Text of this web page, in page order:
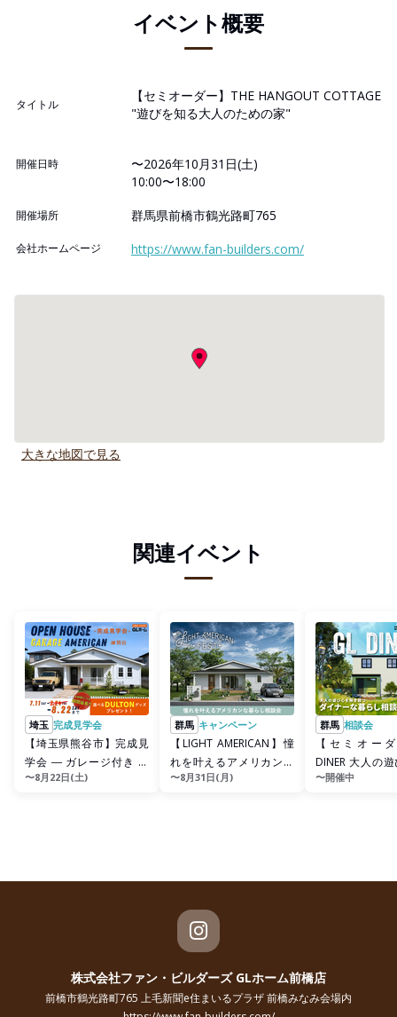
イベント概要
タイトル
【セミオーダー】THE HANGOUT COTTAGE
"遊びを知る大人のための家"
開催日時
〜2026年10月31日(土)
10:00〜18:00
開催場所 群馬県前橋市鶴光路町765
会社ホームページ https://www.fan-builders.com/
大きな地図で見る
関連イベント
埼玉 完成見学会
【埼玉県熊谷市】完成見
学会 ― ガレージ付き 白
の平屋アメリカンハウス
〜8月22日(土)
群馬 キャンペーン
【LIGHT AMERICAN】憧
れを叶えるアメリカンな
暮らし相談会
〜8月31日(月)
群馬 相談会
【セミオー
DINER 大人の
き放つ家づくり
〜開催中
株式会社ファン・ビルダーズ GLホーム前橋店
前橋市鶴光路町765 上毛新聞e住まいるプラザ 前橋みなみ会場内